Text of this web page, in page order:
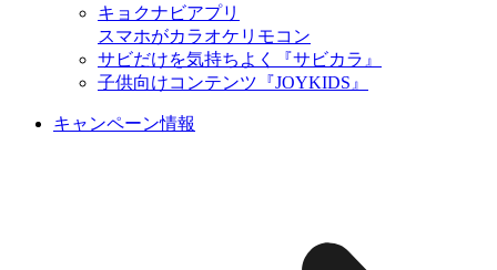
キョクナビアプリ
スマホがカラオケリモコン
サビだけを気持ちよく『サビカラ』
子供向けコンテンツ『JOYKIDS』
キャンペーン情報